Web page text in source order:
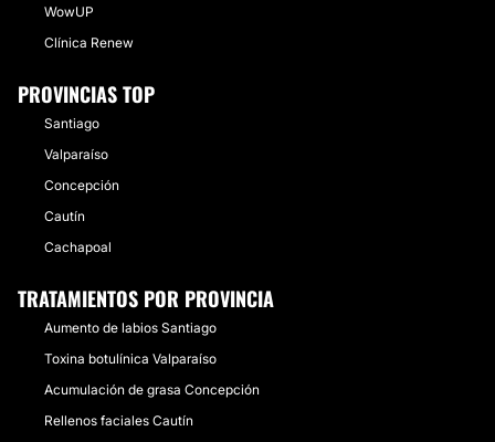
WowUP
Clínica Renew
PROVINCIAS TOP
Santiago
Valparaíso
Concepción
Cautín
Cachapoal
TRATAMIENTOS POR PROVINCIA
Aumento de labios Santiago
Toxina botulínica Valparaíso
Acumulación de grasa Concepción
Rellenos faciales Cautín